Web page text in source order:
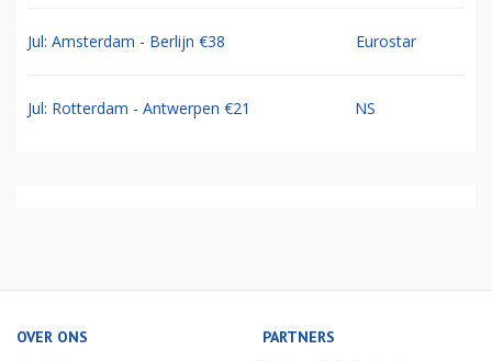
Jul: Amsterdam - Berlijn €38 Eurostar
Jul: Rotterdam - Antwerpen €21 NS
OVER ONS PARTNERS